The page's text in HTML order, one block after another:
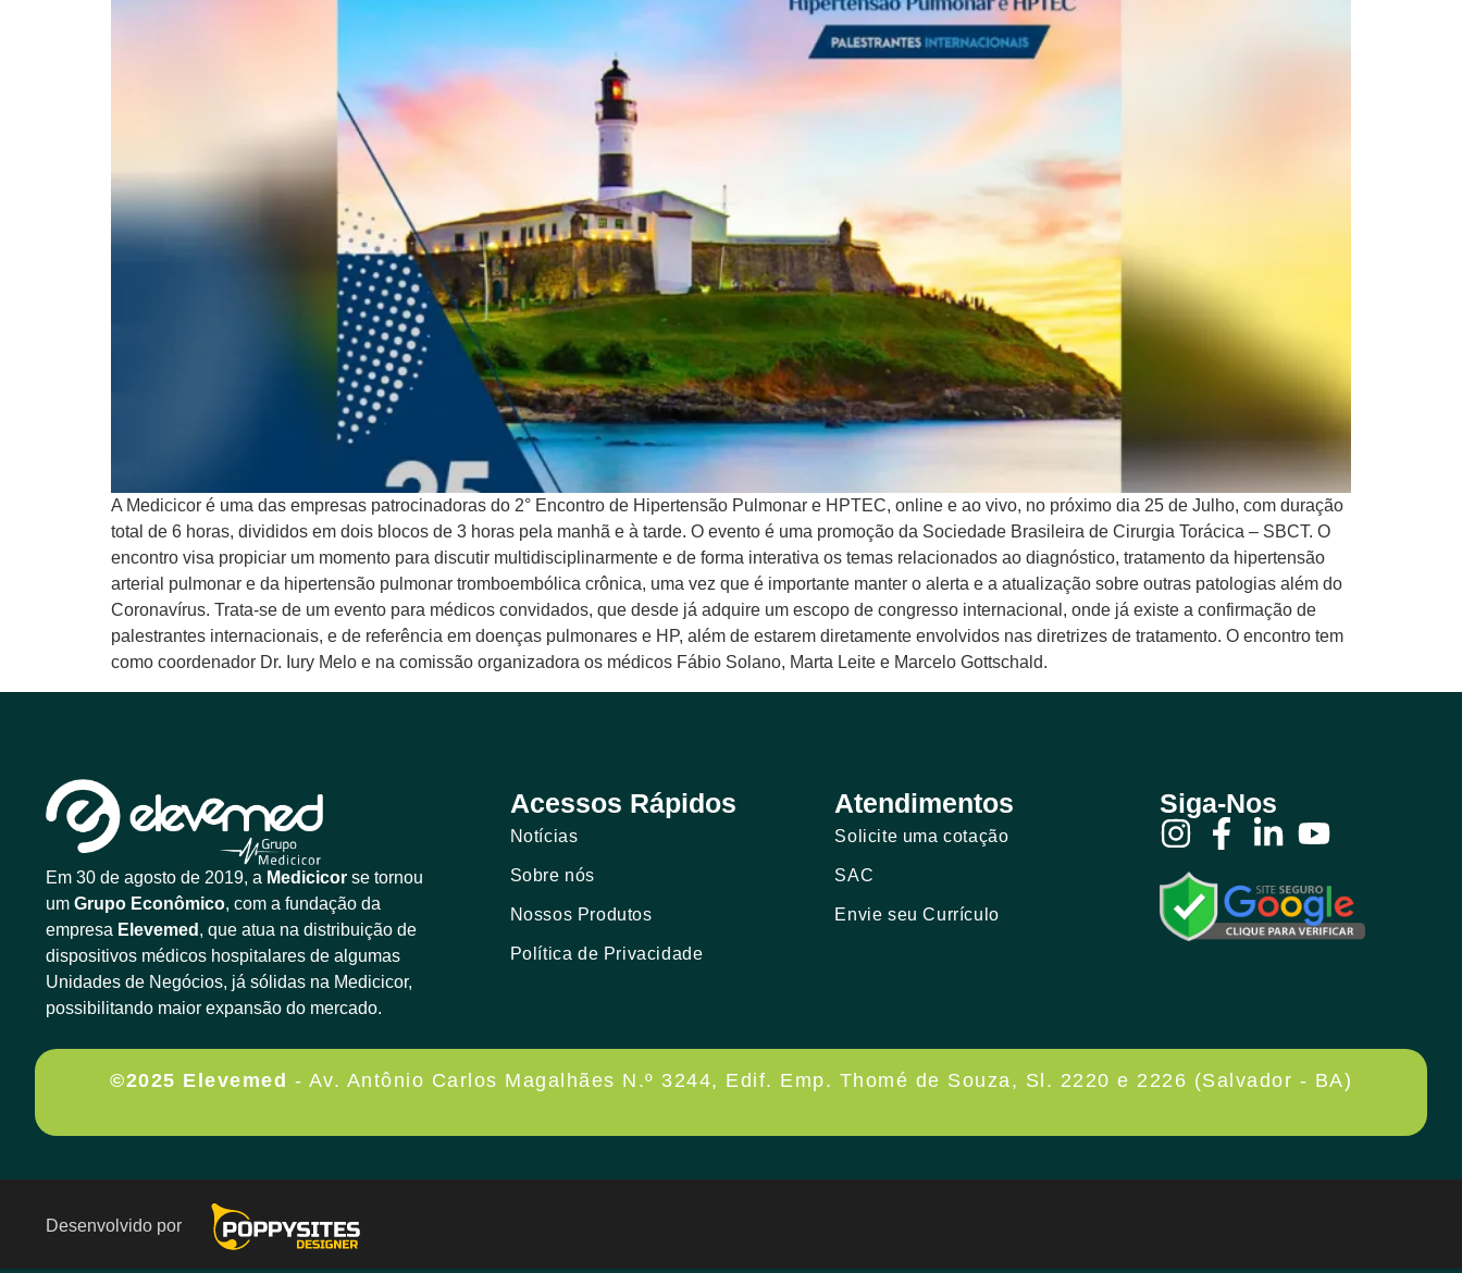
A Medicicor é uma das empresas patrocinadoras do 2° Encontro de Hipertensão Pulmonar e HPTEC, online e ao vivo, no próximo dia 25 de Julho, com duração
total de 6 horas, divididos em dois blocos de 3 horas pela manhã e à tarde. O evento é uma promoção da Sociedade Brasileira de Cirurgia Torácica – SBCT. O
encontro visa propiciar um momento para discutir multidisciplinarmente e de forma interativa os temas relacionados ao diagnóstico, tratamento da hipertensão
arterial pulmonar e da hipertensão pulmonar tromboembólica crônica, uma vez que é importante manter o alerta e a atualização sobre outras patologias além do
Coronavírus. Trata-se de um evento para médicos convidados, que desde já adquire um escopo de congresso internacional, onde já existe a confirmação de
palestrantes internacionais, e de referência em doenças pulmonares e HP, além de estarem diretamente envolvidos nas diretrizes de tratamento. O encontro tem
como coordenador Dr. Iury Melo e na comissão organizadora os médicos Fábio Solano, Marta Leite e Marcelo Gottschald.
Em 30 de agosto de 2019, a Medicicor se tornou
um Grupo Econômico, com a fundação da
empresa Elevemed , que atua na distribuição de
dispositivos médicos hospitalares de algumas
Unidades de Negócios, já sólidas na Medicicor,
possibilitando maior expansão do mercado.
Acessos Rápidos
Notícias
Sobre nós
Nossos Produtos
Política de Privacidade
Atendimentos
Solicite uma cotação
SAC
Envie seu Currículo
Siga-Nos
©2025 Elevemed - Av. Antônio Carlos Magalhães N.º 3244, Edif. Emp. Thomé de Souza, Sl. 2220 e 2226 (Salvador - BA)
Desenvolvido por